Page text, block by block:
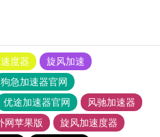
度器
旋风加速
狗急加速器官网
优途加速器官网
风驰加速器
网苹果版
旋风加速度器